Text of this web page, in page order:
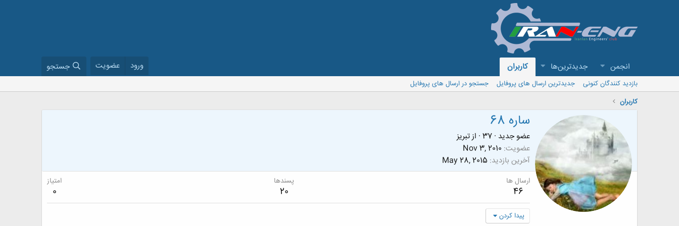
انجمن جدیدترین‌ها کاربران ورود عضویت جستجو
بازدید کنندگان کنونی جدیدترین ارسال های پروفایل
جستجو در ارسال های پروفایل
کاربران
ساره 68
عضو جدید ·
· ازتبریز
عضویت Nov 3, 2010
آخرین بازدید May 28, 2015
ارسال ها
46
پسندها
20
امتیاز
0
پیدا کردن